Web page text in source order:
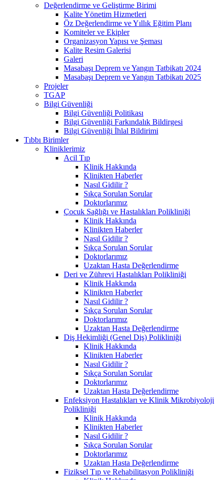
Değerlendirme ve Geliştirme Birimi
Kalite Yönetim Hizmetleri
Öz Değerlendirme ve Yıllık Eğitim Planı
Komiteler ve Ekipler
Organizasyon Yapısı ve Şeması
Kalite Resim Galerisi
Galeri
Masabaşı Deprem ve Yangın Tatbikatı 2024
Masabaşı Deprem ve Yangın Tatbikatı 2025
Projeler
TGAP
Bilgi Güvenliği
Bilgi Güvenliği Politikası
Bilgi Güvenliği Farkındalık Bildirgesi
Bilgi Güvenliği İhlal Bildirimi
Tıbbı Birimler
Kliniklerimiz
Acil Tıp
Klinik Hakkında
Klinikten Haberler
Nasıl Gidilir ?
Sıkça Sorulan Sorular
Doktorlarımız
Çocuk Sağlığı ve Hastalıkları Polikliniği
Klinik Hakkında
Klinikten Haberler
Nasıl Gidilir ?
Sıkça Sorulan Sorular
Doktorlarımız
Uzaktan Hasta Değerlendirme
Deri ve Zührevi Hastalıkları Polikliniği
Klinik Hakkında
Klinikten Haberler
Nasıl Gidilir ?
Sıkça Sorulan Sorular
Doktorlarımız
Uzaktan Hasta Değerlendirme
Diş Hekimliği (Genel Diş) Polikliniği
Klinik Hakkında
Klinikten Haberler
Nasıl Gidilir ?
Sıkça Sorulan Sorular
Doktorlarımız
Uzaktan Hasta Değerlendirme
Enfeksiyon Hastalıkları ve Klinik Mikrobiyoloji
Polikliniği
Klinik Hakkında
Klinikten Haberler
Nasıl Gidilir ?
Sıkça Sorulan Sorular
Doktorlarımız
Uzaktan Hasta Değerlendirme
Fiziksel Tıp ve Rehabilitasyon Polikliniği